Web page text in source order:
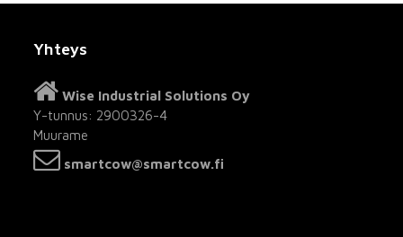
Yhteys
Wise Industrial Solutions Oy
Y-tunnus: 2900326-4
Muurame
smartcow@smartcow.fi